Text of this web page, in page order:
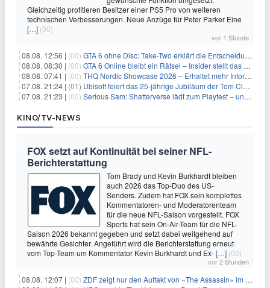
Gleichzeitig profitieren Besitzer einer PS5 Pro von weiteren
technischen Verbesserungen. Neue Anzüge für Peter Parker Eine
[…] (00)
vor 1 Stunde
08.08. 12:56 | (00) GTA 6 ohne Disc: Take-Two erklärt die Entscheidung für Download-Codes
08.08. 08:30 | (00) GTA 6 Online bleibt ein Rätsel – Insider stellt das neue Gerücht klar
08.08. 07:41 | (00) THQ Nordic Showcase 2026 – Erhaltet mehr Informationen
07.08. 21:24 | (01) Ubisoft feiert das 25-jährige Jubiläum der Tom Clancy’s Ghost Recon-Reihe
07.08. 21:23 | (00) Serious Sam: Shatterverse lädt zum Playtest – und erscheint schon bald!
KINO/TV-NEWS
FOX setzt auf Kontinuität bei seiner NFL-
Berichterstattung
Tom Brady und Kevin Burkhardt bleiben
auch 2026 das Top-Duo des US-
Senders. Zudem hat FOX sein komplettes
Kommentatoren- und Moderatorenteam
für die neue NFL-Saison vorgestellt. FOX
Sports hat sein On-Air-Team für die NFL-
Saison 2026 bekannt gegeben und setzt dabei weitgehend auf
bewährte Gesichter. Angeführt wird die Berichterstattung erneut
vom Top-Team um Kommentator Kevin Burkhardt und Ex-[…] (00)
vor 2 Stunden
08.08. 12:07 | (00) ZDF zeigt nur den Auftakt von «The Assassin» im Fernsehen